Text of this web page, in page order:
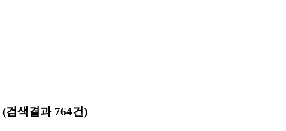
(검색결과 764건)